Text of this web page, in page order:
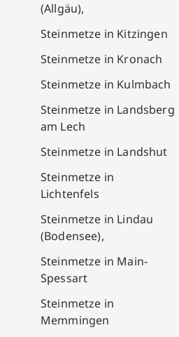
(Allgäu),
Steinmetze in Kitzingen
Steinmetze in Kronach
Steinmetze in Kulmbach
Steinmetze in Landsberg
am Lech
Steinmetze in Landshut
Steinmetze in
Lichtenfels
Steinmetze in Lindau
(Bodensee),
Steinmetze in Main-
Spessart
Steinmetze in
Memmingen